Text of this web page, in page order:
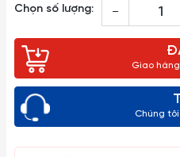
Chọn số lượng: –
Giao
Chúng